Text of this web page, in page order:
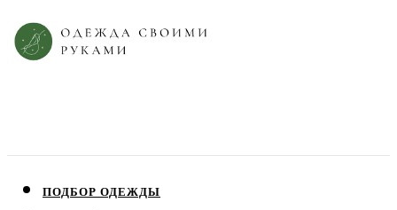
ПОДБОР ОДЕЖДЫ